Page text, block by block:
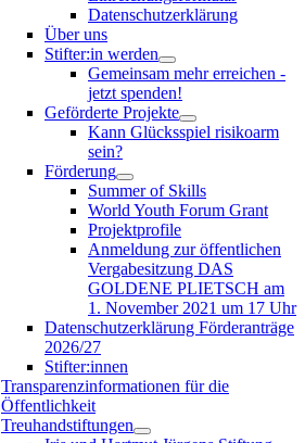
Datenschutzerklärung
Über uns
Stifter:in werden
Gemeinsam mehr erreichen -
jetzt spenden!
Geförderte Projekte
Kann Glücksspiel risikoarm
sein?
Förderung
Summer of Skills
World Youth Forum Grant
Projektprofile
Anmeldung zur öffentlichen
Vergabesitzung DAS
GOLDENE PLIETSCH am
1. November 2021 um 17 Uhr
Datenschutzerklärung Förderanträge
2026/27
Stifter:innen
Transparenzinformationen für die
Öffentlichkeit
Treuhandstiftungen